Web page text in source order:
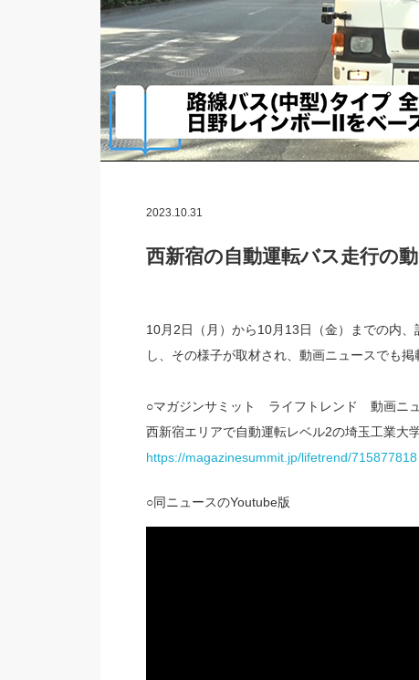
2023.10.31
西新宿の自動運転バス走行の
10月2日（月）から10月13日（金）までの内
し、その様子が取材され、動画ニュースでも掲
○マガジンサミット ライフトレンド 動画ニ
西新宿エリアで自動運転レベル2の埼玉工業大
https://magazinesummit.jp/lifetrend/715877818
○同ニュースのYoutube版